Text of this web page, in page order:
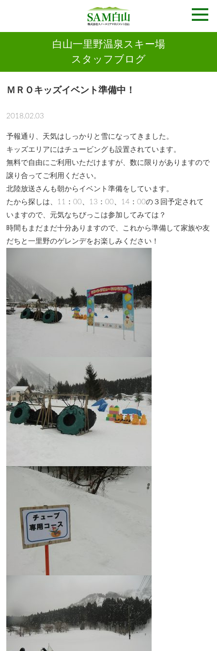
白山一里野温泉スキー場
スタッフブログ
ＭＲＯキッズイベント準備中！
2018.02.03
予報通り、天気はしっかりと雪になってきました。
キッズエリアにはチュービングも設置されています。
無料で自由にご利用いただけますが、数に限りがありますので
譲り合ってご利用ください。
北陸放送さんも朝からイベント準備をしています。
たから探しは、11：00、13：00、14：00の３回予定されて
いますので、元気なちびっこは参加してみては？
時間もまだまだ十分ありますので、これから準備して家族や友
だちと一里野のゲレンデをお楽しみください！